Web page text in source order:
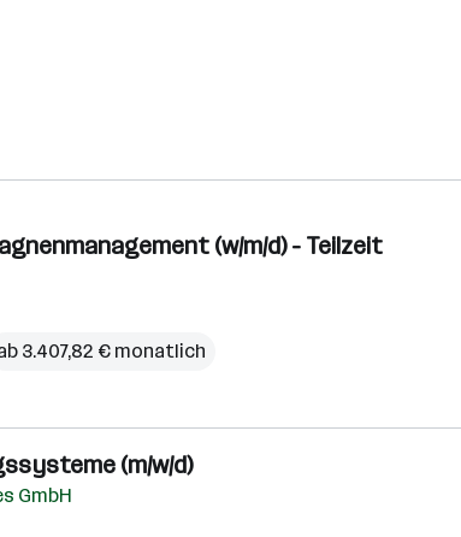
(w/m/d) - Teilzeit
3.407,82 € monatlich
(m/w/d)
GmbH